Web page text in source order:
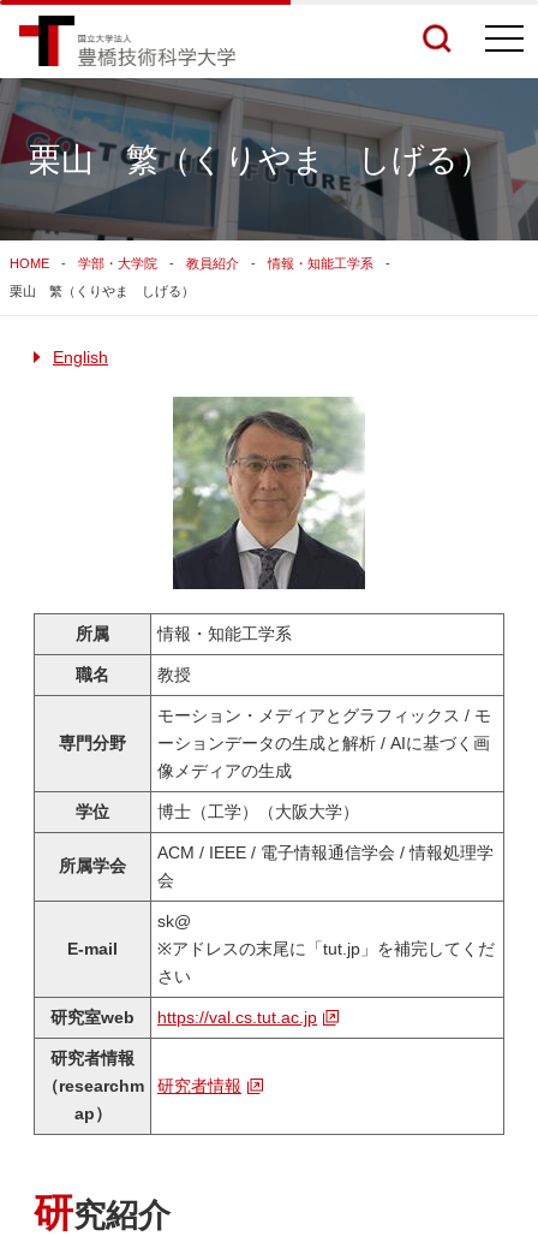
検索結果をもっと見る
栗山 繁（くりやま しげる）
HOME 学部・大学院 教員紹介
情報・知能工学系
栗山 繁（くりやま しげる）
English
所属 情報・知能工学系
職名 教授
専門分野
モーション・メディアとグラフィックス / モ
ーションデータの生成と解析 / AIに基づく画
像メディアの生成
学位 博士（工学）（大阪大学）
所属学会
ACM / IEEE / 電子情報通信学会 / 情報処理学
会
E-mail
sk@
※アドレスの末尾に「tut.jp」を補完してくだ
さい
研究室web https://val.cs.tut.ac.jp
研究者情報
（researchm
ap）
研究者情報
研究紹介